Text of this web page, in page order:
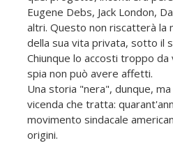
Eugene Debs, Jack London, Dashiell Hammett e tanti
altri. Questo non riscatterà la miseria progressiva
della sua vita privata, sotto il segno della solitudine.
Chiunque lo accosti troppo da vicino è perduto. Una
spia non può avere affetti.
Una storia "nera", dunque,
vicenda che tratta: quarant'anni di storia del
movimento sindacale americano, a partire dalle
origini.